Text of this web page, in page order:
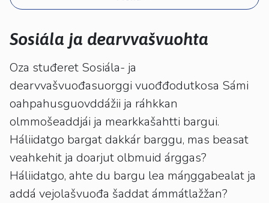
pyyhkäisyliikkeitä.
Sosiála ja dearvvašvuohta
Oza stuđeret Sosiála- ja
dearvvašvuođasuorggi vuođđodutkosa Sámi
oahpahusguovddážii ja ráhkkan
olmmošeaddjái ja mearkkašahtti bargui.
Háliidatgo bargat dakkár barggu, mas beasat
veahkehit ja doarjut olbmuid árggas?
Háliidatgo, ahte du bargu lea máŋggabealat ja
addá vejolašvuođa šaddat ámmátlažžan?